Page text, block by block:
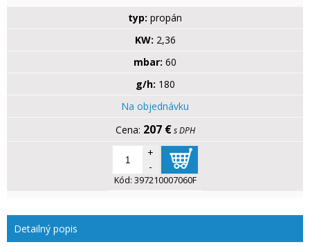
typ: propán
KW: 2,36
mbar: 60
g/h: 180
Na objednávku
207 € s DPH
+
-
Kód: 397210007060F
Detailný popis